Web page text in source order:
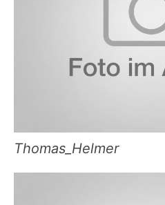
Thomas_Helmer